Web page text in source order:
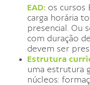
EAD: os cursos
carga horária
presencial. Ou
com duração
devem ser
Estrutura
uma estrutura
núcleos: